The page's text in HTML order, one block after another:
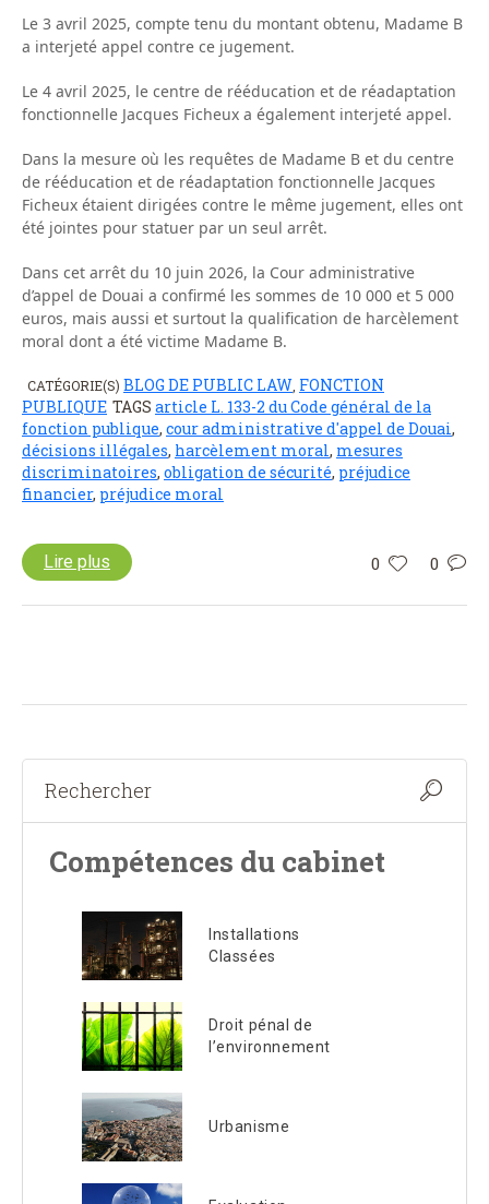
Le 3 avril 2025, compte tenu du montant obtenu, Madame B
a interjeté appel contre ce jugement.
Le 4 avril 2025, le centre de rééducation et de réadaptation
fonctionnelle Jacques Ficheux a également interjeté appel.
Dans la mesure où les requêtes de Madame B et du centre
de rééducation et de réadaptation fonctionnelle Jacques
Ficheux étaient dirigées contre le même jugement, elles ont
été jointes pour statuer par un seul arrêt.
Dans cet arrêt du 10 juin 2026, la Cour administrative
d’appel de Douai a confirmé les sommes de 10 000 et 5 000
euros, mais aussi et surtout la qualification de harcèlement
moral dont a été victime Madame B.
CATÉGORIE(S) BLOG DE PUBLIC LAW FONCTION
PUBLIQUE TAGS article L. 133-2 du Code général de la
fonction publique, cour administrative d'appel de Douai,
décisions illégales, harcèlement moral, mesures
discriminatoires, obligation de sécurité, préjudice
financier, préjudice moral
0 0
Lire plus
Compétences du cabinet
Installations
Classées
Droit pénal de
l’environnement
Urbanisme